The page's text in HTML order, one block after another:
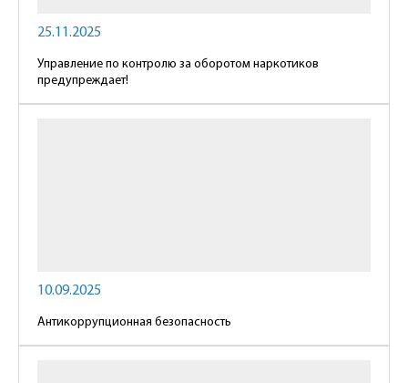
25.11.2025
Управление по контролю за оборотом наркотиков
предупреждает!
10.09.2025
Антикоррупционная безопасность